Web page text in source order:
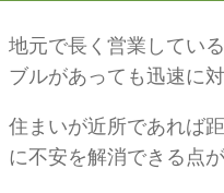
地元で長く営業してい
ブルがあっても迅速に
住まいが近所であれば
に不安を解消できる点